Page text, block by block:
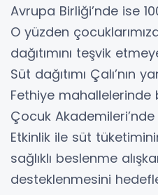
Avrupa Birliği’nde ise
O yüzden
dağıtımını teşvik
Süt dağıtımı Çalı’nın
Fethiye mahallelerinde
Çocuk
Etkinlik ile süt
sağlıklı beslenme
desteklenmesini